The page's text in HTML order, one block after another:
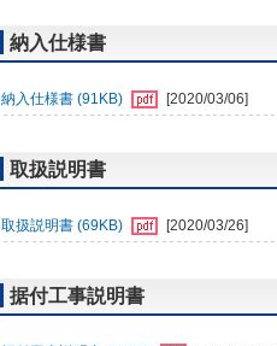
納入仕様書
納入仕様書 (91KB) [2020/03/06]
取扱説明書
取扱説明書 (69KB) [2020/03/26]
据付工事説明書